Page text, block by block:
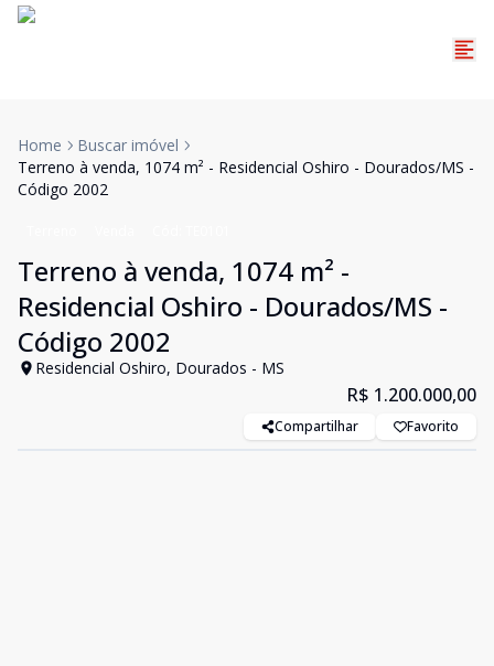
Home
Buscar imóvel
Terreno à venda, 1074 m² - Residencial Oshiro - Dourados/MS -
Código 2002
Terreno à venda, 1074 m² -
Residencial Oshiro - Dourados/MS -
Código 2002
Residencial Oshiro, Dourados - MS
R$ 1.200.000,00
Compartilhar Favorito